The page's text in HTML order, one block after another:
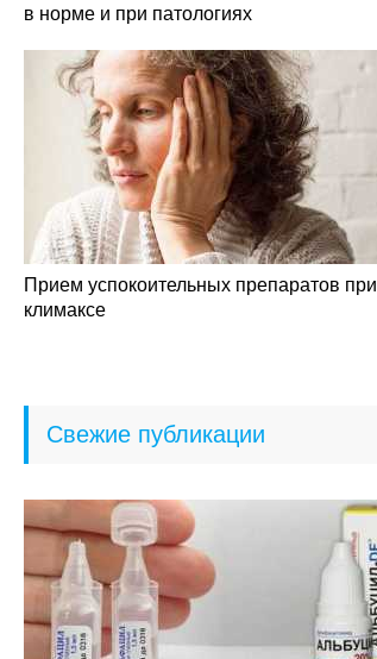
в норме и при патологиях
Прием успокоительных препаратов при
климаксе
Свежие публикации